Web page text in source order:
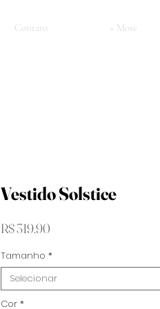
Contato + More
Vestido Solstice
R$ 319,90
Tamanho *
Selecionar
Cor *